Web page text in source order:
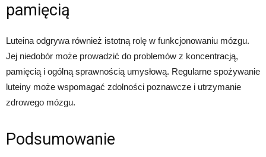
pamięcią
Luteina odgrywa również istotną rolę w funkcjonowaniu mózgu.
Jej niedobór może prowadzić do problemów z koncentracją,
pamięcią i ogólną sprawnością umysłową. Regularne spożywanie
luteiny może wspomagać zdolności poznawcze i utrzymanie
zdrowego mózgu.
Podsumowanie